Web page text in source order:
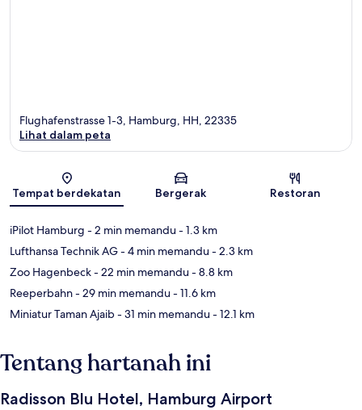
Peta
Flughafenstrasse 1-3, Hamburg, HH, 22335
Lihat dalam peta
Tempat berdekatan Bergerak Restoran
iPilot Hamburg - 2 min memandu- 1.3 km
Lufthansa Technik AG- 4 min memandu- 2.3 km
Zoo Hagenbeck- 22 min memandu- 8.8 km
Reeperbahn- 29 min memandu- 11.6 km
Miniatur Taman Ajaib- 31 min memandu- 12.1 km
Tentang hartanah ini
Radisson Blu Hotel, Hamburg Airport